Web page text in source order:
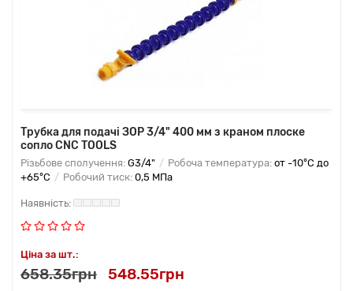
Трубка для подачі ЗОР 3/4" 400 мм з краном плоске
сопло CNC TOOLS
Різьбове сполучення: G3/4" Робоча температура: от -10°C до
+65°C
Робочий тиск: 0,5 МПа
Ціна за шт.:
658.35грн 548.55грн